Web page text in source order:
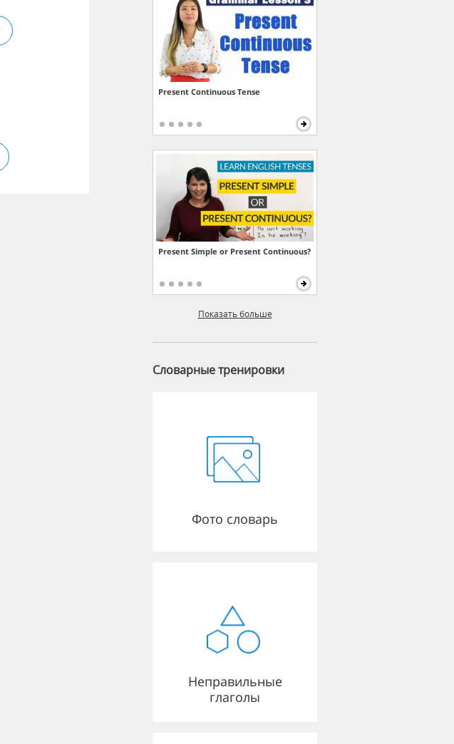
Present Continuous Tense
Present Simple or Present Continuous?
Показать больше
Словарные тренировки
Фото словарь
Неправильные
глаголы